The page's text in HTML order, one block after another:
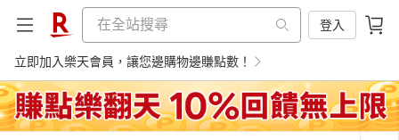
登入
立即加入樂天會員，讓您邊購物邊賺點數！